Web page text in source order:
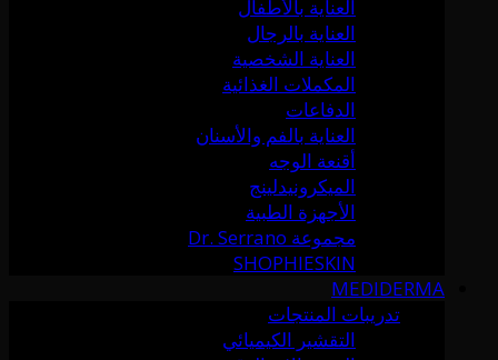
العناية بالأطفال
العناية بالرجال
العناية الشخصية
المكملات الغذائية
الدفاعات
العناية بالفم والأسنان
أقنعة الوجه
الميكرونيدلينج
الأجهزة الطبية
مجموعة Dr. Serrano
SHOPHIESKIN
MEDIDERMA
تدريبات المنتجات
التقشير الكيميائي